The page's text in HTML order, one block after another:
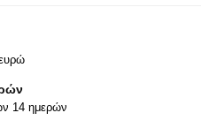
14 ημερών